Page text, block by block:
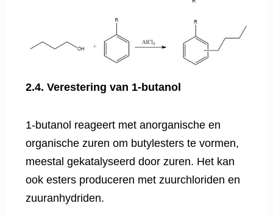
2.4. Verestering van 1-butanol
1-butanol reageert met anorganische en
organische zuren om butylesters te vormen,
meestal gekatalyseerd door zuren. Het kan
ook esters produceren met zuurchloriden en
zuuranhydriden.